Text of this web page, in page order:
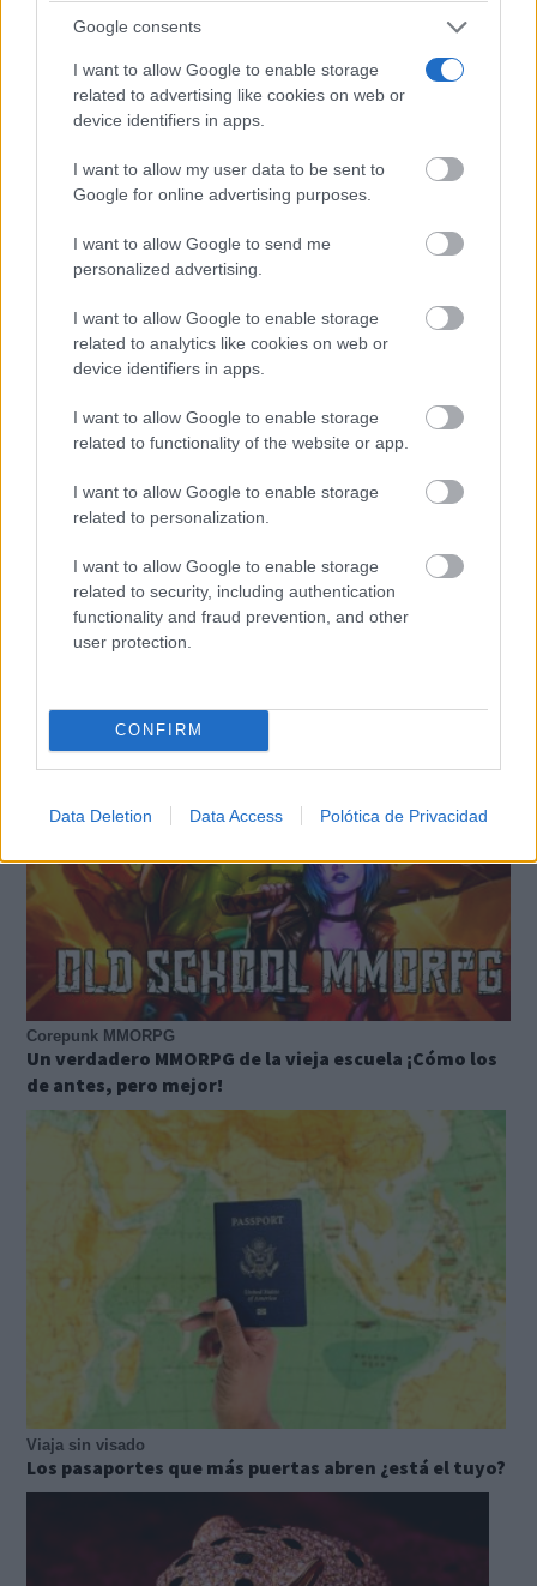
Google consents
I want to allow Google to enable storage
related to advertising like cookies on web or
device identifiers in apps.
I want to allow my user data to be sent to
Google for online advertising purposes.
I want to allow Google to send me
personalized advertising.
I want to allow Google to enable storage
related to analytics like cookies on web or
device identifiers in apps.
I want to allow Google to enable storage
related to functionality of the website or app.
I want to allow Google to enable storage
related to personalization.
I want to allow Google to enable storage
related to security, including authentication
functionality and fraud prevention, and other
user protection.
CONFIRM
Data Deletion Data Access Polótica de Privacidad
Corepunk MMORPG
Un verdadero MMORPG de la vieja escuela ¡Cómo los
de antes, pero mejor!
Viaja sin visado
Los pasaportes que más puertas abren ¿está el tuyo?